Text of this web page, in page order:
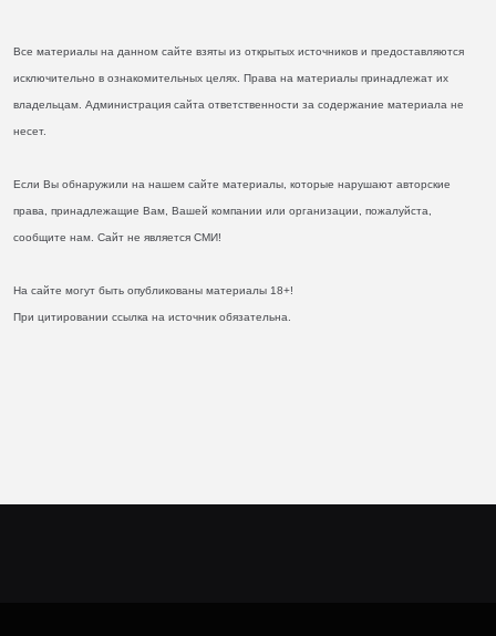
Все материалы на данном сайте взяты из открытых источников и предоставляются
исключительно в ознакомительных целях. Права на материалы принадлежат их
владельцам. Администрация сайта ответственности за содержание материала не
несет.
Если Вы обнаружили на нашем сайте материалы, которые нарушают авторские
права, принадлежащие Вам, Вашей компании или организации, пожалуйста,
сообщите нам. Сайт не является СМИ!
На сайте могут быть опубликованы материалы 18+!
При цитировании ссылка на источник обязательна.